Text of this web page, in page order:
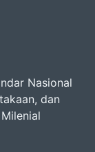
Nasional
dan